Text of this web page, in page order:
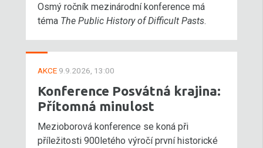
Osmý ročník mezinárodní konference má
téma The Public History of Difficult Pasts.
AKCE 9.9.2026, 13:00
Konference Posvátná krajina:
Přítomná minulost
Mezioborová konference se koná při
příležitosti 900letého výročí první historické